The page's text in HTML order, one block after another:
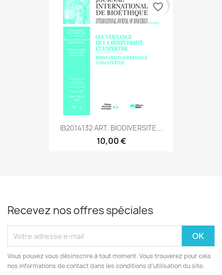
IB2014132 ART. BIODIVERSITE...
10,00 €
favorite_border
Recevez nos offres spéciales
Vous pouvez vous désinscrire à tout moment. Vous trouverez pour cela
nos informations de contact dans les conditions d'utilisation du site.